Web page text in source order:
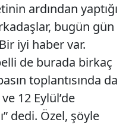
ardından yaptığı
bugün gün
iyi haber var.
de burada birkaç
toplantısında da
12 Eylül’de
dedi. Özel, şöyle